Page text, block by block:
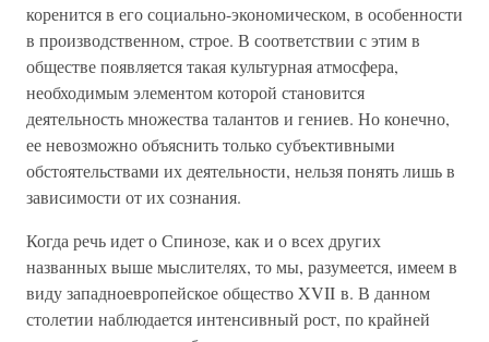
коренится в его социально-экономическом, в особенности
в производственном, строе. В соответствии с этим в
обществе появляется такая культурная атмосфера,
необходимым элементом которой становится
деятельность множества талантов и гениев. Но конечно,
ее невозможно объяснить только субъективными
обстоятельствами их деятельности, нельзя понять лишь в
зависимости от их сознания.
Когда речь идет о Спинозе, как и о всех других
названных выше мыслителях, то мы, разумеется, имеем в
виду западноевропейское общество XVII в. В данном
столетии наблюдается интенсивный рост, по крайней